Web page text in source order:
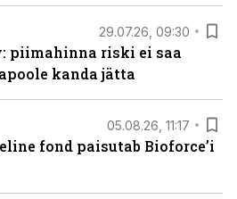
29.07.26, 09:30
piimahinna riski ei saa
kanda jätta
05.08.26, 11:17
fond paisutab Bioforce’i